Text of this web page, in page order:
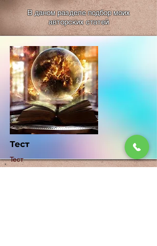
В даном разделе подбор моих
авторских статей
Тест
Тест